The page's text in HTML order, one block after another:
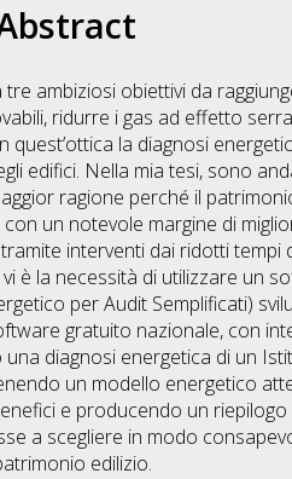
ambiziosi obiettivi da
ridurre i gas ad effetto
la diagnosi
edifici. Nella mia tesi, sono
ragione perché il
un notevole margine di
interventi dai ridotti tempi
è la necessità di utilizzare un
per Audit Semplificati)
gratuito nazionale, con
diagnosi energetica di un
un modello energetico
e producendo un
a scegliere in modo
edilizio.